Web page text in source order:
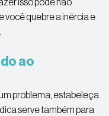
você quebre a inércia e
ao
problema, estabeleça
serve também para